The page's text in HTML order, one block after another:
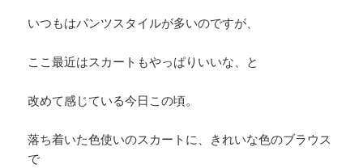
いつもはパンツスタイルが多いのですが、
ここ最近はスカートもやっぱりいいな、と
改めて感じている今日この頃。
落ち着いた色使いのスカートに、きれいな色のブラウス
で